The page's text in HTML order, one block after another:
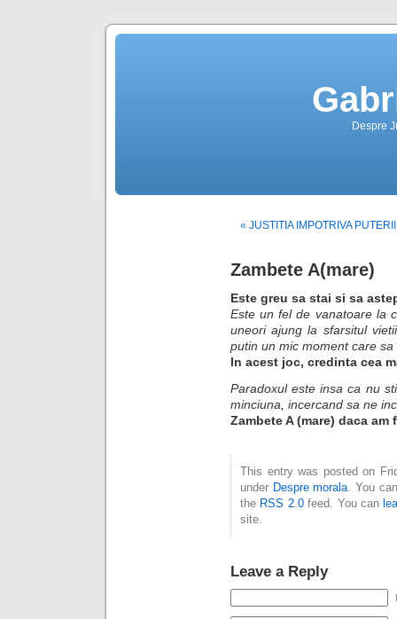
Despre
« JUSTITIA IMPOTRIVA
Zambete A(mare)
Este greu sa stai si sa
Este un fel de vanatoare la
uneori ajung la sfarsitul
putin un mic moment care sa
In acest joc, credinta cea
Paradoxul este insa ca nu
minciuna, incercand sa ne
Zambete A (mare) daca
This entry was posted on
under Despre morala. You
the RSS 2.0feed. You can
site.
Leave a Reply